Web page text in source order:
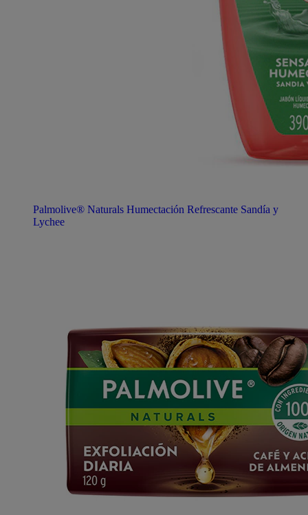
Palmolive® Naturals Humectación Refrescante Sandía y
Lychee